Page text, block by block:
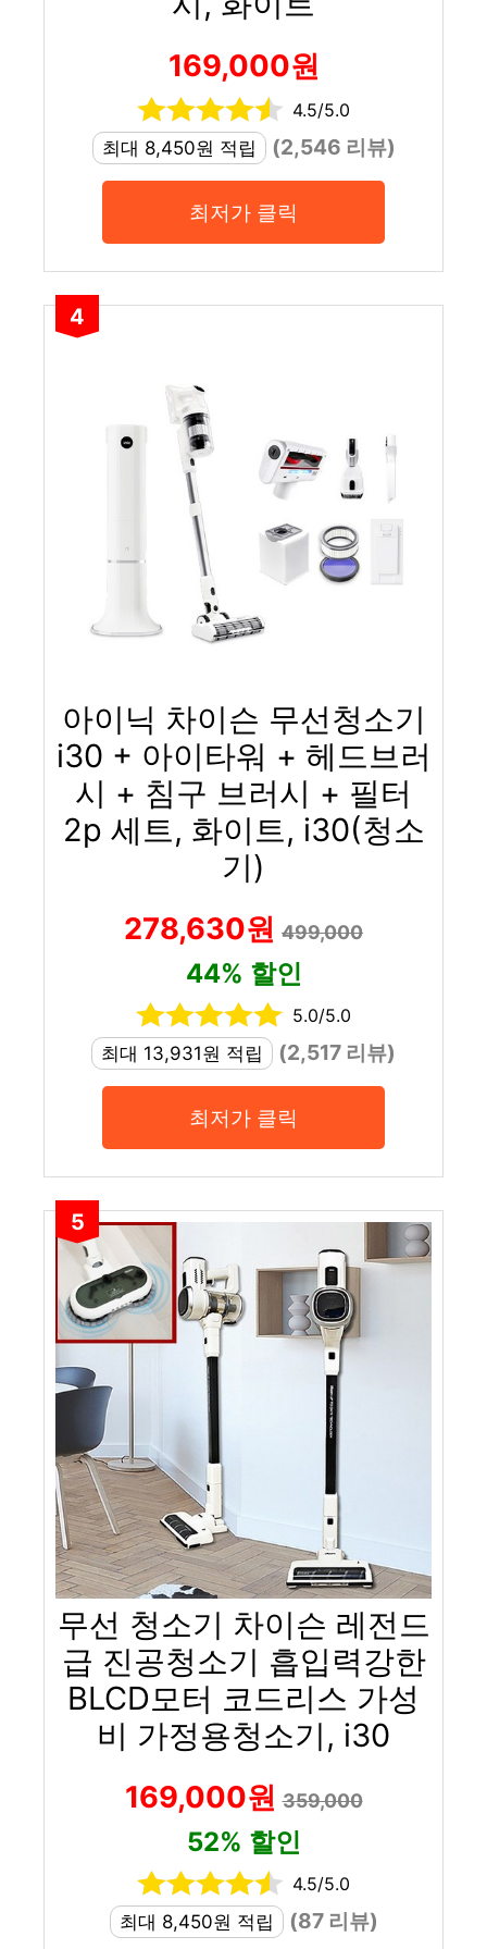
169,000원
4.5/5.0
최대 8,450원 적립
(2,546 리뷰)
최저가 클릭
4
아이닉 차이슨 무선청소기
i30 + 아이타워 + 헤드브러
시 + 침구 브러시 + 필터
2p 세트, 화이트, i30(청소
기)
278,630원 499,000
44% 할인
5.0/5.0
최대 13,931원 적립
(2,517 리뷰)
최저가 클릭
5
무선 청소기 차이슨 레전드
급 진공청소기 흡입력강한
BLCD모터 코드리스 가성
비 가정용청소기, i30
169,000원359,000
52% 할인
4.5/5.0
최대 8,450원 적립
(87 리뷰)